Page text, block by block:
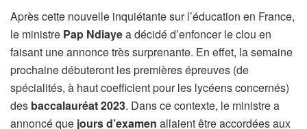
Après cette nouvelle inquiétante sur l’éducation en France,
le ministre Pap Ndiayea décidé d’enfoncer le clou en
faisant une annonce très surprenante. En effet, la semaine
prochaine débuteront les premières épreuves (de
spécialités, à haut coefficient pour les lycéens concernés)
des baccalauréat 2023. Dans ce contexte, le ministre a
annoncé que jours d’examen allaient être accordées aux